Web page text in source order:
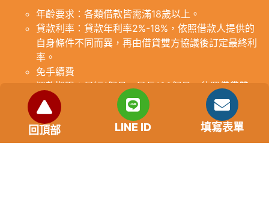
年齡要求：各類借款皆需滿18歲以上。
貸款利率：貸款年利率2%-18%，依照借款人提供的
自身條件不同而異，再由借貸雙方協議後訂定最終利
率。
免手續費
還款期限：最短1個月，最長180個月，依照借貸雙
方協議而訂。
範例試算：小明急需現金10萬元，經多方比較利率
後選定金主，雙方簽定於36個月內須還清借款，年
利率12%計算，每月利息1000元，無須手續費。
回頂部 LINE ID 填寫表單